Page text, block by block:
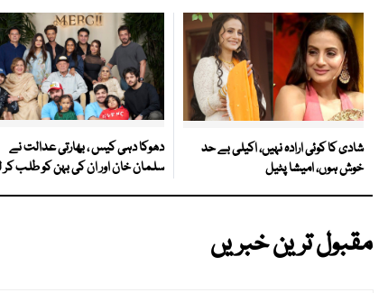
شادی کا کوئی ارادہ نہیں، اکیلی بے حد
خوش ہوں، امیشا پٹیل
دھوکا دہی کیس ، بھارتی عدالت نے
سلمان خان اور ان کی بہن کو طلب کر
مقبول ترین خبریں